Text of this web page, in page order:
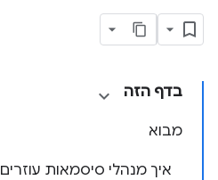
בדף הזה
מבוא
איך מנהלי סיסמאות עוזרים